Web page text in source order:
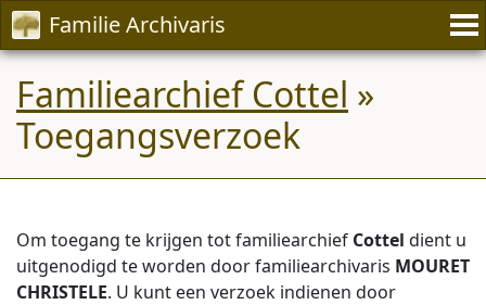
Familie Archivaris
Familiearchief Cottel »
Toegangsverzoek
Om toegang te krijgen tot familiearchief Cottel dient u
uitgenodigd te worden door familiearchivaris MOURET
CHRISTELE. U kunt een verzoek indienen door